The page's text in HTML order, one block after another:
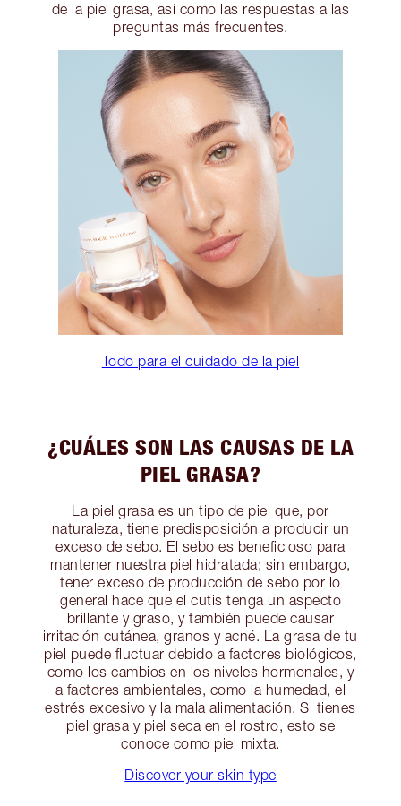
de la piel grasa, así como las respuestas a las
preguntas más frecuentes.
Todo para el cuidado de la piel
¿CUÁLES SON LAS CAUSAS DE LA
PIEL GRASA?
La piel grasa es un tipo de piel que, por
naturaleza, tiene predisposición a producir un
exceso de sebo. El sebo es beneficioso para
mantener nuestra piel hidratada; sin embargo,
tener exceso de producción de sebo por lo
general hace que el cutis tenga un aspecto
brillante y graso, y también puede causar
irritación cutánea, granos y acné. La grasa de tu
piel puede fluctuar debido a factores biológicos,
como los cambios en los niveles hormonales, y
a factores ambientales, como la humedad, el
estrés excesivo y la mala alimentación. Si tienes
piel grasa y piel seca en el rostro, esto se
conoce como piel mixta.
Discover your skin type